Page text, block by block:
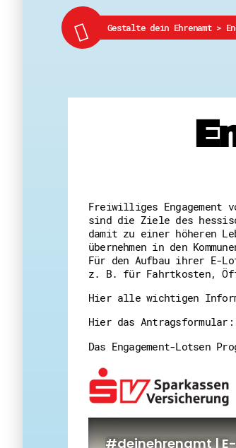
Gestalte dein Ehrenamt >
Freiwilliges Engagement
sind die Ziele des
damit zu einer höheren
übernehmen in den
Für den Aufbau ihrer E-
z. B. für Fahrtkosten,
Hier alle wichtigen
Hier das
Das Engagement-Lotsen